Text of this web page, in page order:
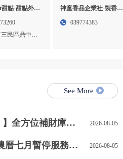
甜點-甜點外
雄甜點外燴,
民區鼎中路
神童香品企業社-製香廠,
製香工廠,宜蘭製香廠,環
039774383
See More
】全方位補財庫幫
2026-08-05
曆七月暫停服務通
2026-08-05